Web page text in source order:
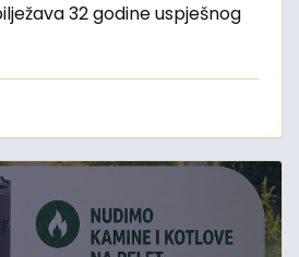
32 godine uspješnog